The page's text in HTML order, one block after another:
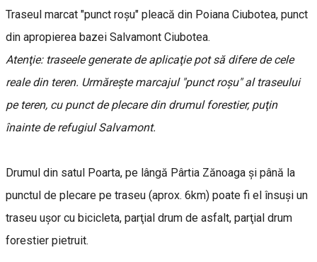
Traseul marcat "punct roşu" pleacă din Poiana Ciubotea, punct
din apropierea bazei Salvamont Ciubotea.
Atenţie: traseele generate de aplicaţie pot să difere de cele
reale din teren. Urmăreşte marcajul "punct roşu" al traseului
pe teren, cu punct de plecare din drumul forestier, puţin
înainte de refugiul Salvamont.
Drumul din satul Poarta, pe lângă Pârtia Zănoaga şi până la
punctul de plecare pe traseu (aprox. 6km) poate fi el însuşi un
traseu uşor cu bicicleta, parţial drum de asfalt, parţial drum
forestier pietruit.